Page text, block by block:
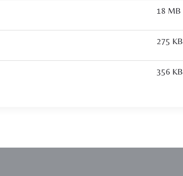
18 MB
275 KB
356 KB